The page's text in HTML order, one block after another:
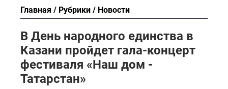
Главная Рубрики Новости
В День народного единства в
Казани пройдет гала-концерт
фестиваля «Наш дом -
Татарстан»